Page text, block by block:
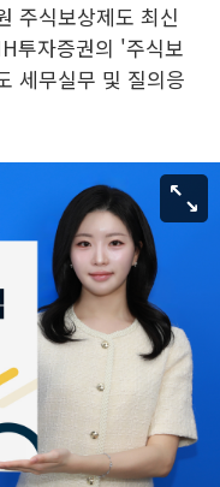
주식보상제도 최신
투자증권의 '주식보
세무실무 및 질의응